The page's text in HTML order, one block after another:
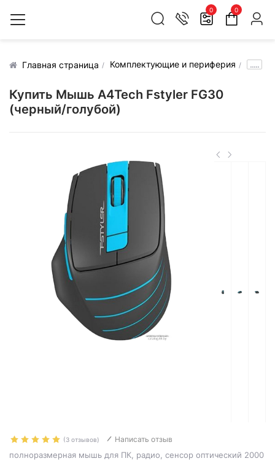
0 0
Главная страница Комплектующие и периферия .....
Купить Мышь A4Tech Fstyler FG30
(черный/голубой)
(3 отзывов) Написать отзыв
полноразмерная мышь для ПК, радио, сенсор оптический 2000